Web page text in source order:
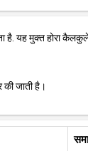
है. यह मुक्त होरा
जाती है।